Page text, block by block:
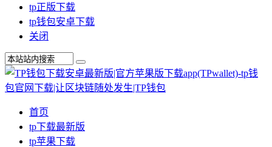
tp正版下载
tp钱包安卓下载
关闭
首页
tp下载最新版
tp苹果下载